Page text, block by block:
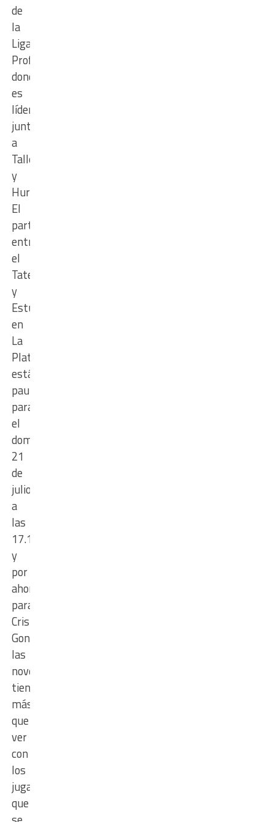
de
la
Liga
Profesional,
donde
es
líder
junto
a
Talleres
y
Huracán.
El
partido
entre
el
Tatengue
y
Estudiantes,
en
La
Plata,
está
pautado
para
el
domingo
21
de
julio,
a
las
17.10,
y
por
ahora
para
Cristian
González
las
novedades
tienen
más
que
ver
con
los
jugadores
que